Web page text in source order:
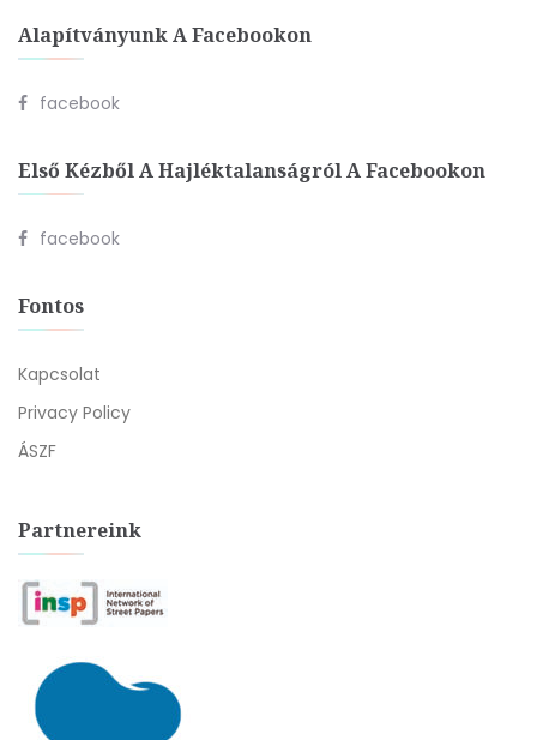
Alapítványunk A Facebookon
facebook
Első Kézből A Hajléktalanságról A Facebookon
facebook
Fontos
Kapcsolat
Privacy Policy
ÁSZF
Partnereink